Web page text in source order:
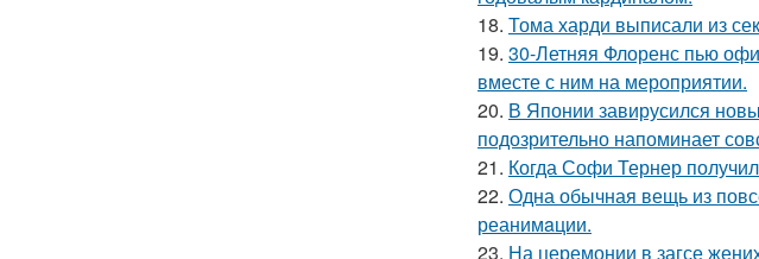
18. Тома харди выписали из
19. 30-Летняя Флоренс пью
вместе с ним на мероприятии.
20. В Японии завирусился
подозрительно напоминает
21. Когда Софи Тернер
22. Одна обычная вещь из
реанимaции.
23. На церемонии в загсе